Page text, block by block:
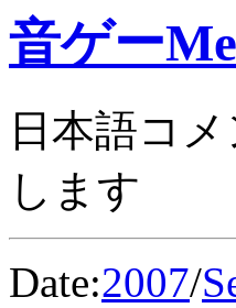
音ゲー
日本語コ
します
Date:2007/